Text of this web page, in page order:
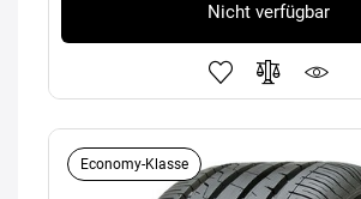
Nicht verfügbar
Economy-Klasse